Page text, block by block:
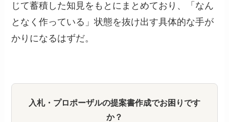
じて蓄積した知見をもとにまとめており、「なん
となく作っている」状態を抜け出す具体的な手が
かりになるはずだ。
入札・プロポーザルの提案書作成でお困りです
か？